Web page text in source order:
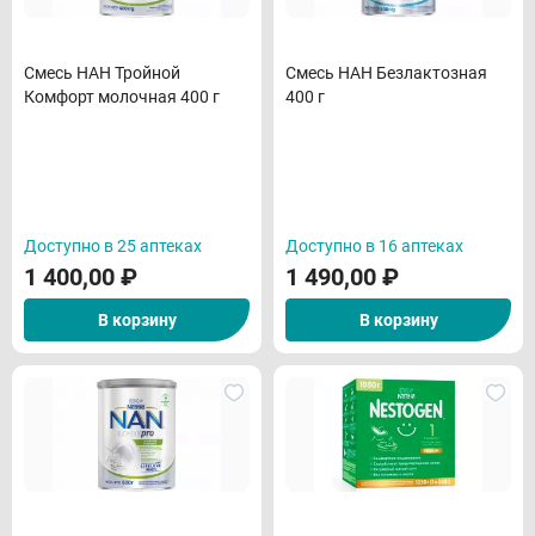
Смесь НАН Тройной
Комфорт молочная 400 г
Доступно в 25 аптеках
1 400,00 ₽
В корзину
Смесь НАН Безлактозная
400 г
Доступно в 16 аптеках
1 490,00 ₽
В корзину